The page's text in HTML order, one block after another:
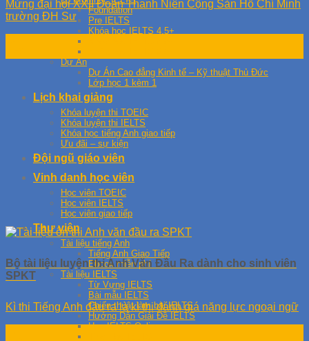
Foundation
Pre IELTS
Khóa học IELTS 4.5+
Dự Án
Dự Án Cao đẳng Kinh tế – Kỹ thuật Thủ Đức
Lớp học 1 kèm 1
Lịch khai giảng
Khóa luyện thi TOEIC
Khóa luyện thi IELTS
Khóa học tiếng Anh giao tiếp
Ưu đãi – sự kiện
Đội ngũ giáo viên
Vinh danh học viên
Học viên TOEIC
Học viên IELTS
Học viên giao tiếp
Thư viện
Tài liệu tiếng Anh
Tiếng Anh Giao Tiếp
Ebook miễn phí
Tài liệu IELTS
Từ Vựng IELTS
Bài mẫu IELTS
Chiến thuật làm bài IELTS
Hướng Dẫn Giải Đề IELTS
Học IELTS Online
Mừng đại hội XXII Đoàn Thanh Niên Cộng Sản Hồ Chí Minh
trường ĐH Sư
Bộ tài liệu luyện thi Anh Văn Đầu Ra dành cho sinh viên
SPKT
Kì thi Tiếng Anh đầu ra là kì thi đánh giá năng lực ngoại ngữ